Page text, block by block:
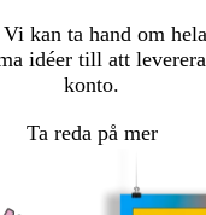
kan ta hand om
idéer till att
konto.
Ta reda på mer